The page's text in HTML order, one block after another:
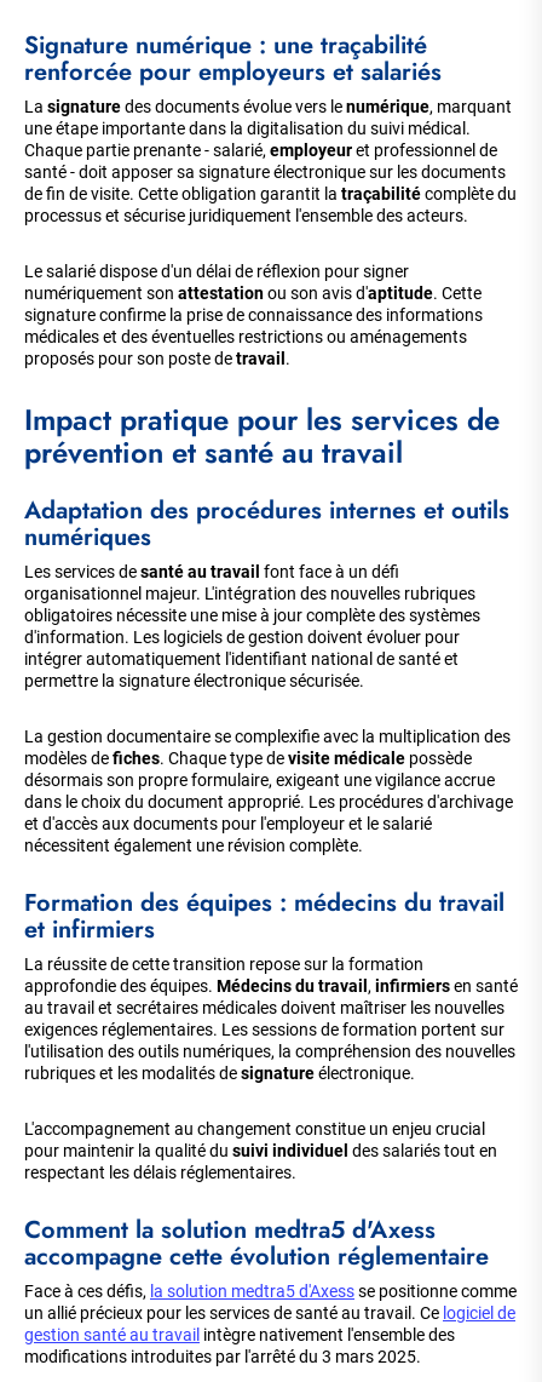
Signature numérique : une traçabilité
renforcée pour employeurs et salariés
La signaturedes documents évolue vers lenumérique, marquant
une étape importante dans la digitalisation du suivi médical.
Chaque partie prenante - salarié, employeuret professionnel de
santé - doit apposer sa signature électronique sur les documents
de fin de visite. Cette obligation garantit la traçabilitécomplète du
processus et sécurise juridiquement l'ensemble des acteurs.
Le salarié dispose d'un délai de réflexion pour signer
numériquement son attestationou son avis d'aptitude. Cette
signature confirme la prise de connaissance des informations
médicales et des éventuelles restrictions ou aménagements
proposés pour son poste detravail .
Impact pratique pour les services de
prévention et santé au travail
Adaptation des procédures internes et outils
numériques
Les services desanté au travail font face à un défi
organisationnel majeur. L'intégration des nouvelles rubriques
obligatoires nécessite une mise à jour complète des systèmes
d'information. Les logiciels de gestion doivent évoluer pour
intégrer automatiquement l'identifiant national de santé et
permettre la signature électronique sécurisée.
La gestion documentaire se complexifie avec la multiplication des
modèles defiches. Chaque type devisite médicale possède
désormais son propre formulaire, exigeant une vigilance accrue
dans le choix du document approprié. Les procédures d'archivage
et d'accès aux documents pour l'employeur et le salarié
nécessitent également une révision complète.
Formation des équipes : médecins du travail
et infirmiers
La réussite de cette transition repose sur la formation
approfondie des équipes. Médecins du travail , infirmiersen santé
au travail et secrétaires médicales doivent maîtriser les nouvelles
exigences réglementaires. Les sessions de formation portent sur
l'utilisation des outils numériques, la compréhension des nouvelles
rubriques et les modalités designatureélectronique.
L'accompagnement au changement constitue un enjeu crucial
pour maintenir la qualité du suivi individuel des salariés tout en
respectant les délais réglementaires.
Comment la solution medtra5 d'Axess
accompagne cette évolution réglementaire
Face à ces défis, la solution medtra5 d'Axessse positionne comme
un allié précieux pour les services de santé au travail. Ce logiciel de
gestion santé au travail intègre nativement l'ensemble des
modifications introduites par l'arrêté du 3 mars 2025.